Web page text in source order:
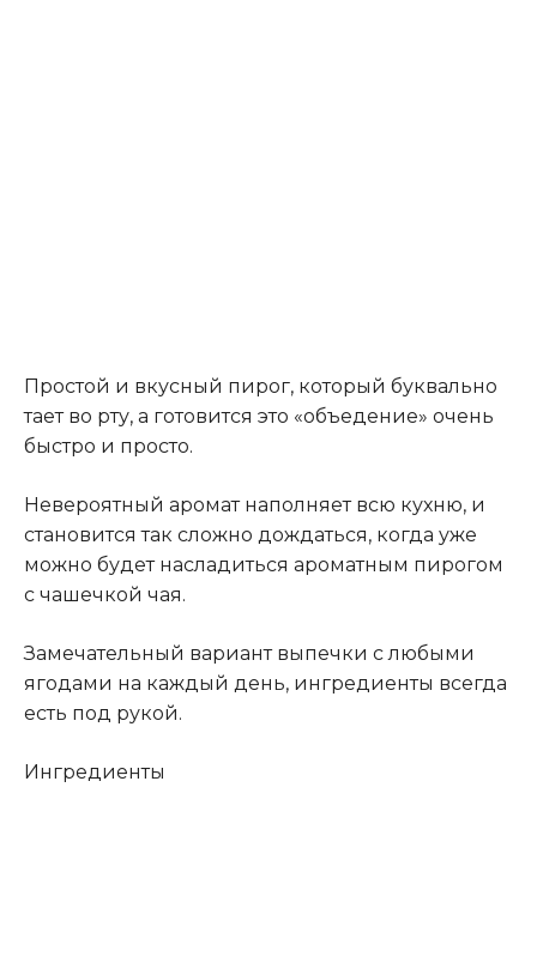
Простой и вкусный пирог, который буквально
тает во рту, а готовится это «объедение» очень
быстро и просто.
Невероятный аромат наполняет всю кухню, и
становится так сложно дождаться, когда уже
можно будет насладиться ароматным пирогом
с чашечкой чая.
Замечательный вариант выпечки с любыми
ягодами на каждый день, ингредиенты всегда
есть под рукой.
Ингредиенты